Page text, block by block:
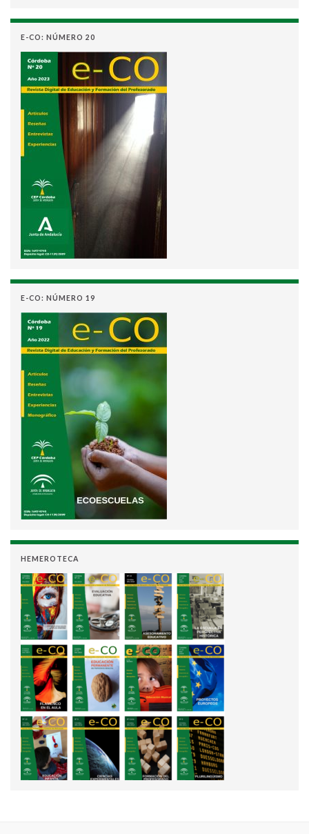
E-CO: NÚMERO 20
E-CO: NÚMERO 19
HEMEROTECA